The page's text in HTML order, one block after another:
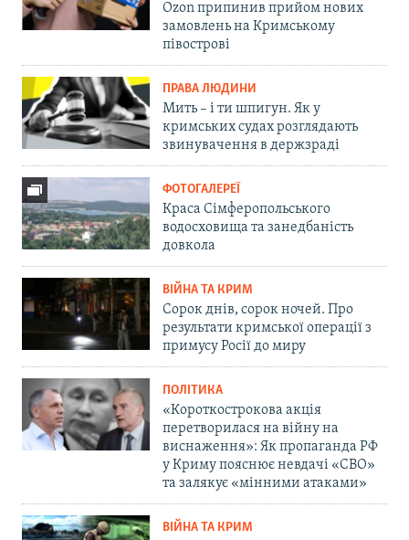
Ozon припинив прийом нових
замовлень на Кримському
півострові
ПРАВА ЛЮДИНИ
Мить – і ти шпигун. Як у
кримських судах розглядають
звинувачення в держзраді
ФОТОГАЛЕРЕЇ
Краса Сімферопольського
водосховища та занедбаність
довкола
ВІЙНА ТА КРИМ
Сорок днів, сорок ночей. Про
результати кримської операції з
примусу Росії до миру
ПОЛІТИКА
«Короткострокова акція
перетворилася на війну на
виснаження»: Як пропаганда РФ
у Криму пояснює невдачі «СВО»
та залякує «мінними атаками»
ВІЙНА ТА КРИМ